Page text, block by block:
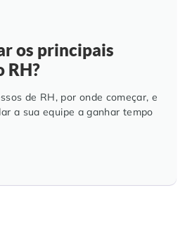
os principais
RH?
de RH, por onde começar, e
a sua equipe a ganhar tempo